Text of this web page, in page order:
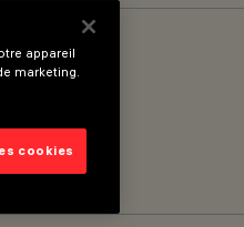
appareil
marketing.
cookies